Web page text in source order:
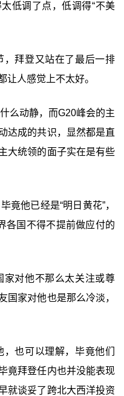
低调了点，低调得“不美
，拜登又站在了最后一排
让人感觉上不太好。
么动静，而G20峰会的主
达成的共识，显然都是直
大统领的面子实在是有些
竟他已经是“明日黄花”，
各国不得不提前做应付的
家对他不那么太关注或尊
国家对他也是那么冷淡，
也可以理解，毕竟他们
竟拜登任内也并没能表现
就谈妥了跨北大西洋投资